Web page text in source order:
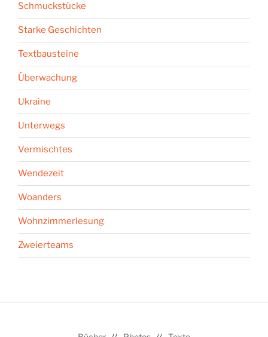
Schmuckstücke
Starke Geschichten
Textbausteine
Überwachung
Ukraine
Unterwegs
Vermischtes
Wendezeit
Woanders
Wohnzimmerlesung
Zweierteams